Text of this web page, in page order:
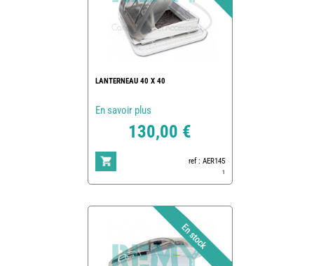
LANTERNEAU 40 X 40
En savoir plus
130,00 €
ref : AER145
1